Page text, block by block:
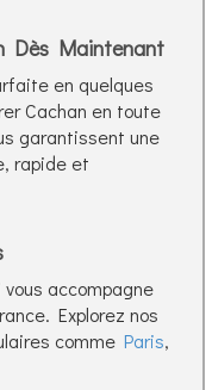
Dès Maintenant
en quelques
Cachan en toute
garantissent une
rapide et
vous accompagne
Explorez nos
comme Paris,